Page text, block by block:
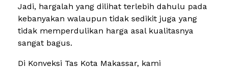
Jadi, hargalah yang dilihat terlebih dahulu pada
kebanyakan walaupun tidak sedikit juga yang
tidak memperdulikan harga asal kualitasnya
sangat bagus.
Di Konveksi Tas Kota Makassar, kami